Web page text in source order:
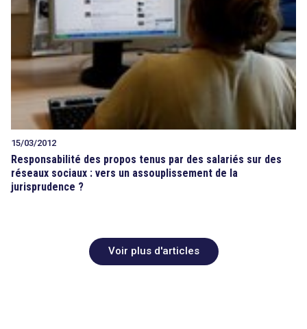
15/03/2012
Responsabilité des propos tenus par des salariés sur des
réseaux sociaux : vers un assouplissement de la
jurisprudence ?
Voir plus d'articles